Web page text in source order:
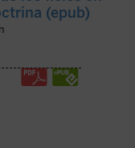
(epub)